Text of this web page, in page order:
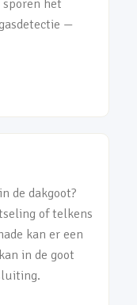
het
—
de dakgoot?
of telkens
kan er een
in de goot